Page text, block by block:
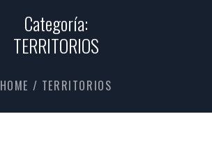
Categoría:
TERRITORIOS
HOME / TERRITORIOS